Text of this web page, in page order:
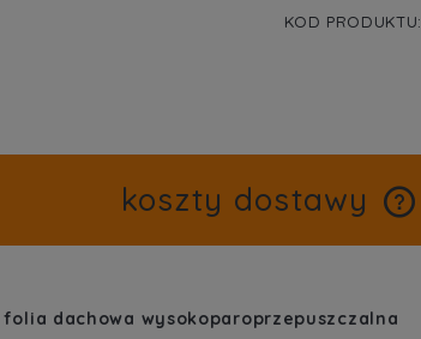
KOD PRODUKTU:
koszty dostawy
dachowa wysokoparoprzepuszczalna